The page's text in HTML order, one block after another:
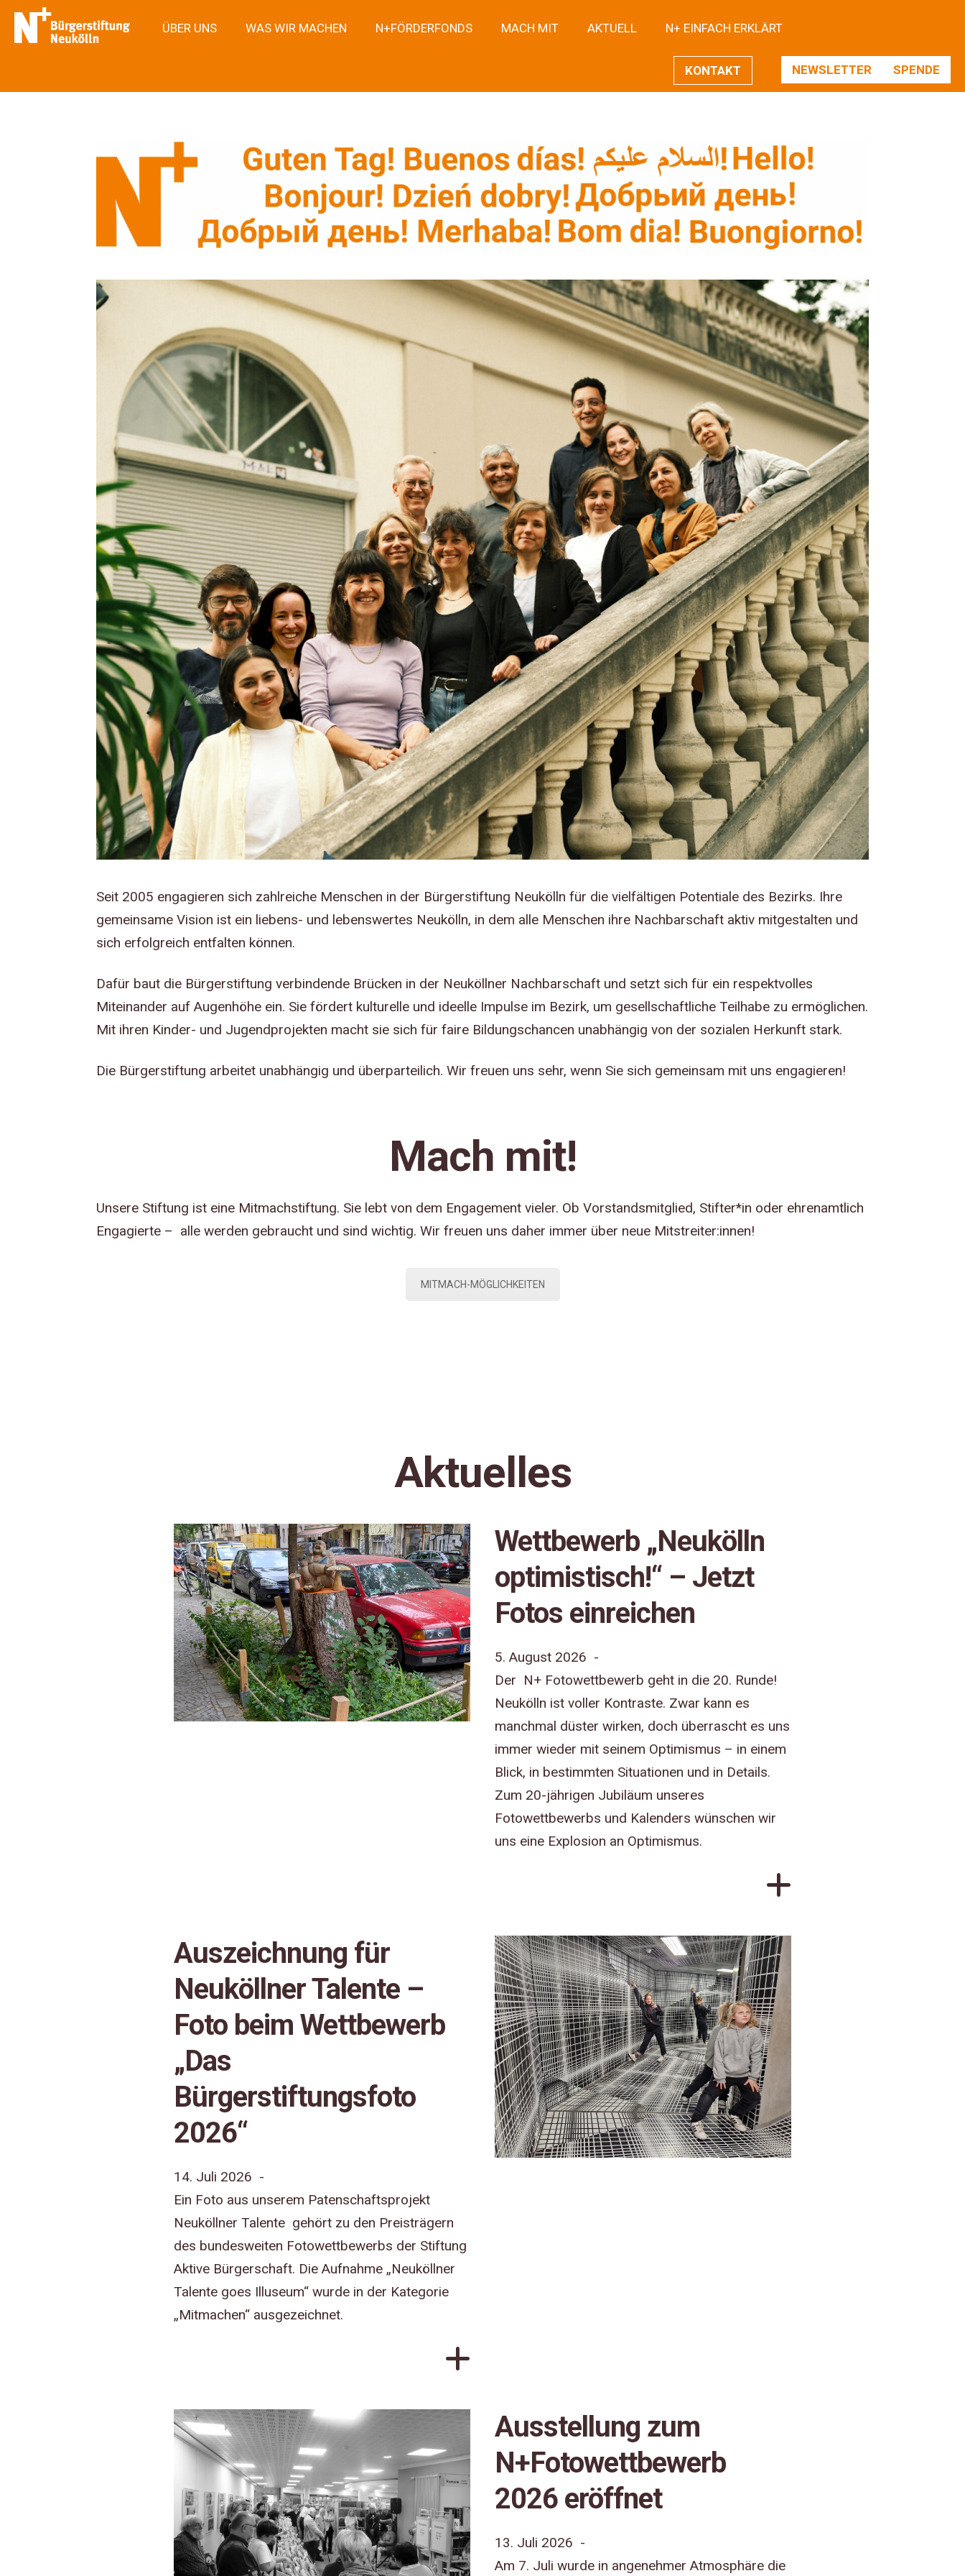
ÜBER UNS WAS WIR MACHEN N+FÖRDERFONDS MACH MIT AKTUELL N+ EINFACH ERKLÄRT
KONTAKT NEWSLETTER SPENDE
Seit 2005 engagieren sich zahlreiche Menschen in der Bürgerstiftung Neukölln für die vielfältigen Potentiale des Bezirks. Ihre
gemeinsame Vision ist ein liebens- und lebenswertes Neukölln, in dem alle Menschen ihre Nachbarschaft aktiv mitgestalten und
sich erfolgreich entfalten können.
Dafür baut die Bürgerstiftung verbindende Brücken in der Neuköllner Nachbarschaft und setzt sich für ein respektvolles
Miteinander auf Augenhöhe ein. Sie fördert kulturelle und ideelle Impulse im Bezirk, um gesellschaftliche Teilhabe zu ermöglichen.
Mit ihren Kinder- und Jugendprojekten macht sie sich für faire Bildungschancen unabhängig von der sozialen Herkunft stark.
Die Bürgerstiftung arbeitet unabhängig und überparteilich. Wir freuen uns sehr, wenn Sie sich gemeinsam mit uns engagieren!
Mach mit!
Unsere Stiftung ist eine Mitmachstiftung. Sie lebt von dem Engagement vieler. Ob Vorstandsmitglied, Stifter*in oder ehrenamtlich
Engagierte – alle werden gebraucht und sind wichtig. Wir freuen uns daher immer über neue Mitstreiter:innen!
MITMACH-MÖGLICHKEITEN
Aktuelles
Wettbewerb „Neukölln
optimistisch!“ – Jetzt
Fotos einreichen
5. August 2026 -
Der N+ Fotowettbewerb geht in die 20. Runde!
Neukölln ist voller Kontraste. Zwar kann es
manchmal düster wirken, doch überrascht es uns
immer wieder mit seinem Optimismus – in einem
Blick, in bestimmten Situationen und in Details.
Zum 20-jährigen Jubiläum unseres
Fotowettbewerbs und Kalenders wünschen wir
uns eine Explosion an Optimismus.
Auszeichnung für
Neuköllner Talente –
Foto beim Wettbewerb
„Das
Bürgerstiftungsfoto
2026“
14. Juli 2026 -
Ein Foto aus unserem Patenschaftsprojekt
Neuköllner Talente gehört zu den Preisträgern
des bundesweiten Fotowettbewerbs der Stiftung
Aktive Bürgerschaft. Die Aufnahme „Neuköllner
Talente goes Illuseum“ wurde in der Kategorie
„Mitmachen“ ausgezeichnet.
Ausstellung zum
N+Fotowettbewerb
2026 eröffnet
13. Juli 2026 -
Am 7. Juli wurde in angenehmer Atmosphäre die